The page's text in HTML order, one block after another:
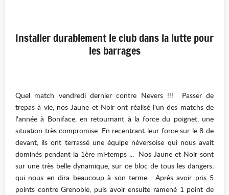
Installer durablement le club dans la lutte pour
les barrages
Quel match vendredi dernier contre Nevers !!! Passer de
trepas à vie, nos Jaune et Noir ont réalisé l'un des matchs de
l'année à Boniface, en retournant à la force du poignet, une
situation très compromise. En recentrant leur force sur le 8 de
devant, ils ont terrassé une équipe néversoise qui nous avait
dominés pendant la 1ère mi-temps ... Nos Jaune et Noir sont
sur une très belle dynamique, sur ce bloc de tous les dangers,
qui nous en dira beaucoup à son terme. Après avoir pris 5
points contre Grenoble, puis avoir ensuite ramené 1 point de